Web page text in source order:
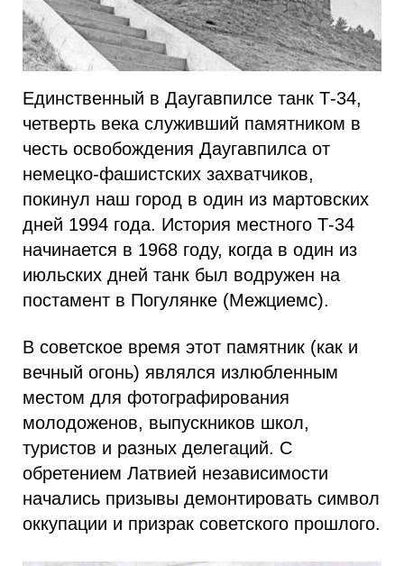
Единственный в Даугавпилсе танк Т-34,
четверть века служивший памятником в
честь освобождения Даугавпилса от
немецко-фашистских захватчиков,
покинул наш город в один из мартовских
дней 1994 года. История местного Т-34
начинается в 1968 году, когда в один из
июльских дней танк был водружен на
постамент в Погулянке (Межциемс).
В советское время этот памятник (как и
вечный огонь) являлся излюбленным
местом для фотографирования
молодоженов, выпускников школ,
туристов и разных делегаций. С
обретением Латвией независимости
начались призывы демонтировать символ
оккупации и призрак советского прошлого.